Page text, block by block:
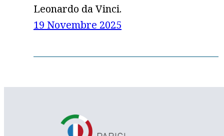
Leonardo da Vinci.
19 Novembre 2025